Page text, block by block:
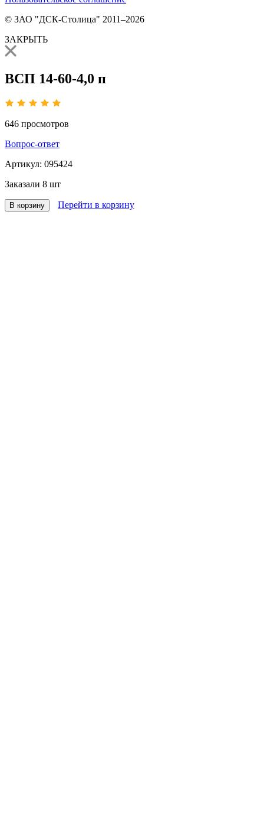
© ЗАО "ДСК-Столица" 2011–2026
ЗАКРЫТЬ
ВСП 14-60-4,0 п
646 просмотров
Вопрос-ответ
Артикул: 095424
Заказали 8 шт
В корзину Перейти в корзину